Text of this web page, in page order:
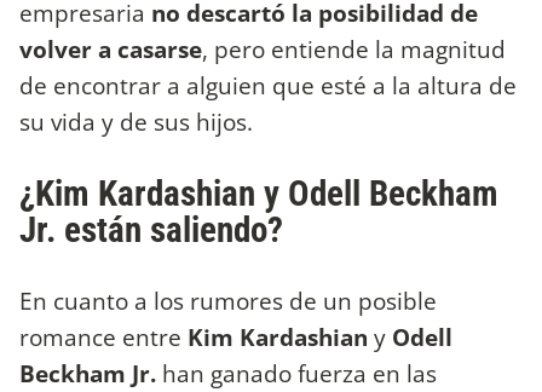
empresaria no descartó la posibilidad de
volver a casarse, pero entiende la magnitud
de encontrar a alguien que esté a la altura de
su vida y de sus hijos.
¿Kim Kardashian y Odell Beckham
Jr. están saliendo?
En cuanto a los rumores de un posible
romance entre Kim Kardashian y Odell
Beckham Jr. han ganado fuerza en las